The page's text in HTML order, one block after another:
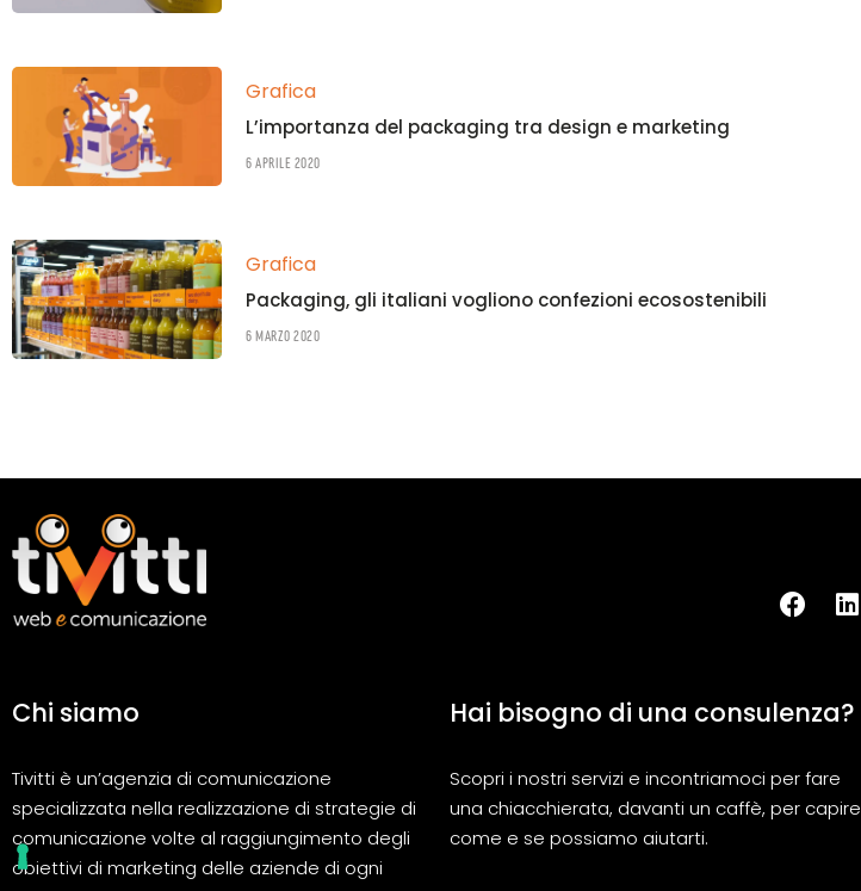
Grafica
L’importanza del packaging tra design e marketing
6 Aprile 2020
Grafica
Packaging, gli italiani vogliono confezioni ecosostenibili
6 Marzo 2020
Chi siamo
Tivitti è un’agenzia di comunicazione
specializzata nella realizzazione di strategie di
comunicazione volte al raggiungimento degli
obiettivi di marketing delle aziende di ogni
Hai bisogno di una consulenza?
Scopri i nostri servizi e incontriamoci per fare
una chiacchierata, davanti un caffè, per capire
come e se possiamo aiutarti.